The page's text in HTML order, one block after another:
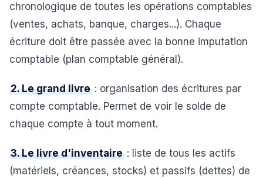
chronologique de toutes les opérations comptables
(ventes, achats, banque, charges...). Chaque
écriture doit être passée avec la bonne imputation
comptable (plan comptable général).
2. Le grand livre : organisation des écritures par
compte comptable. Permet de voir le solde de
chaque compte à tout moment.
3. Le livre d'inventaire : liste de tous les actifs
(matériels, créances, stocks) et passifs (dettes) de